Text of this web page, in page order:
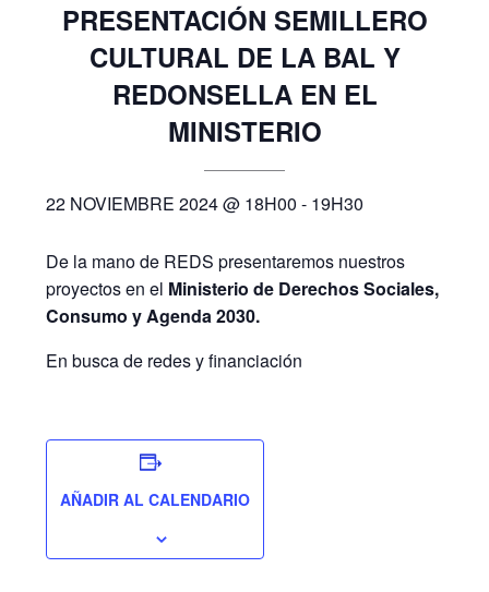
PRESENTACIÓN SEMILLERO
CULTURAL DE LA BAL Y
REDONSELLA EN EL
MINISTERIO
22 NOVIEMBRE 2024 @ 18H00 - 19H30
De la mano de REDS presentaremos nuestros
proyectos en el Ministerio de Derechos Sociales,
Consumo y Agenda 2030.
En busca de redes y financiación
AÑADIR AL CALENDARIO